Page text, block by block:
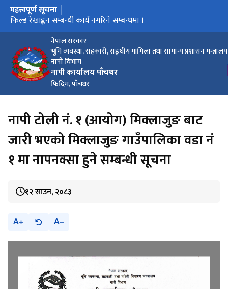
नेपाल सरकार
भूमि व्यवस्था, सहकारी, सङ्घीय मामिला तथा सामान्य प्रशासन मन्त्रालय
नापी विभाग
नापी कार्यालय पाँचथर
फिदिम, पाँचथर
मुख्य नेभिगेसनमा जानुहोस्
महत्त्वपूर्ण सूचना
बैंक तथा वित्तीय संस्था सबैले मेरो कित्ता मार्फत सेवा लिने सम्बन्धी सूचना
सेवा अवरुद्ध हुने सम्बन्धि सूचना
फिल्ड रेखाङ्कन सम्बन्धी कार्य नगरिने सम्बन्धमा ।
नापी टोली नं. १ (आयोग) मिक्लाजुङ बाट
जारी भएको मिक्लाजुङ गाउँपालिका वडा नं
१ मा नापनक्सा हुने सम्बन्धी सूचना
१२ साउन, २०८३
A A